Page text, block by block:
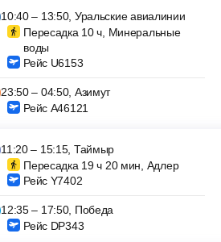
10:40 – 13:50, Уральские авиалинии
Пересадка 10 ч, Минеральные
воды
Рейс U6153
23:50 – 04:50, Азимут
Рейс A46121
11:20 – 15:15, Таймыр
Пересадка 19 ч 20 мин, Адлер
Рейс Y7402
12:35 – 17:50, Победа
Рейс DP343